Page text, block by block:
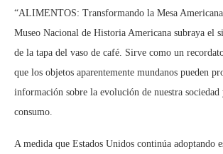
“ALIMENTOS: Transformando la Mesa
Museo Nacional de Historia Americana subraya el
de la tapa del vaso de café. Sirve como un
que los objetos aparentemente mundanos pueden
información sobre la evolución de nuestra sociedad
consumo.
A medida que Estados Unidos continúa adoptando